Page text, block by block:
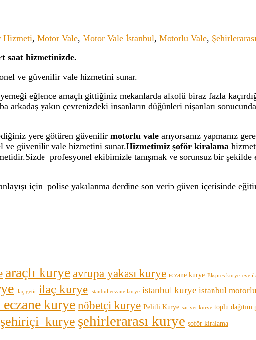
Hizmeti, Motor Vale, Motor Vale İstanbul, Motorlu Vale,
saat hizmetinizde.
ve güvenilir vale hizmetini sunar.
eğlence amaçlı gittiğiniz mekanlarda alkolü biraz fazla
arkadaş yakın çevrenizdeki insanların düğünleri nişanları
yere götüren güvenilir motorlu vale arıyorsanız yapmanız
ve güvenilir vale hizmetini sunar.Hizmetimiz şoför kiralama
profesyonel ekibimizle tanışmak ve sorunsuz bir şekilde
için polise yakalanma derdine son verip güven içerisinde
araçlı kuryeavrupa yakası kurye eczane kurye Ekspres kurye eve
ilaç getir ilaç kurye istanbul eczane kurye istanbul kurye istanbul
kuryenöbetçi kurye Pelitli Kurye sarıyer kurye toplu dağıtım
şehiriçi kurye şehirlerarası kurye şoför kiralama